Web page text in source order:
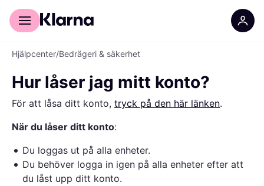
För shoppare
Hjälpcenter/Bedrägeri & säkerhet
Hur låser jag mitt konto?
För att låsa ditt konto, tryck på den här länken.
När du låser ditt konto:
Du loggas ut på alla enheter.
Du behöver logga in igen på alla enheter efter att
du låst upp ditt konto.